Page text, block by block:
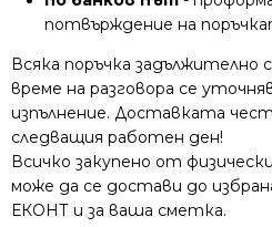
потвърждение на
Всяка поръчка задължително
време на разговора се
изпълнение. Доставката
следващия работен ден!
Всичко закупено от
може да се достави до
ЕКОНТ и за ваша сметка.